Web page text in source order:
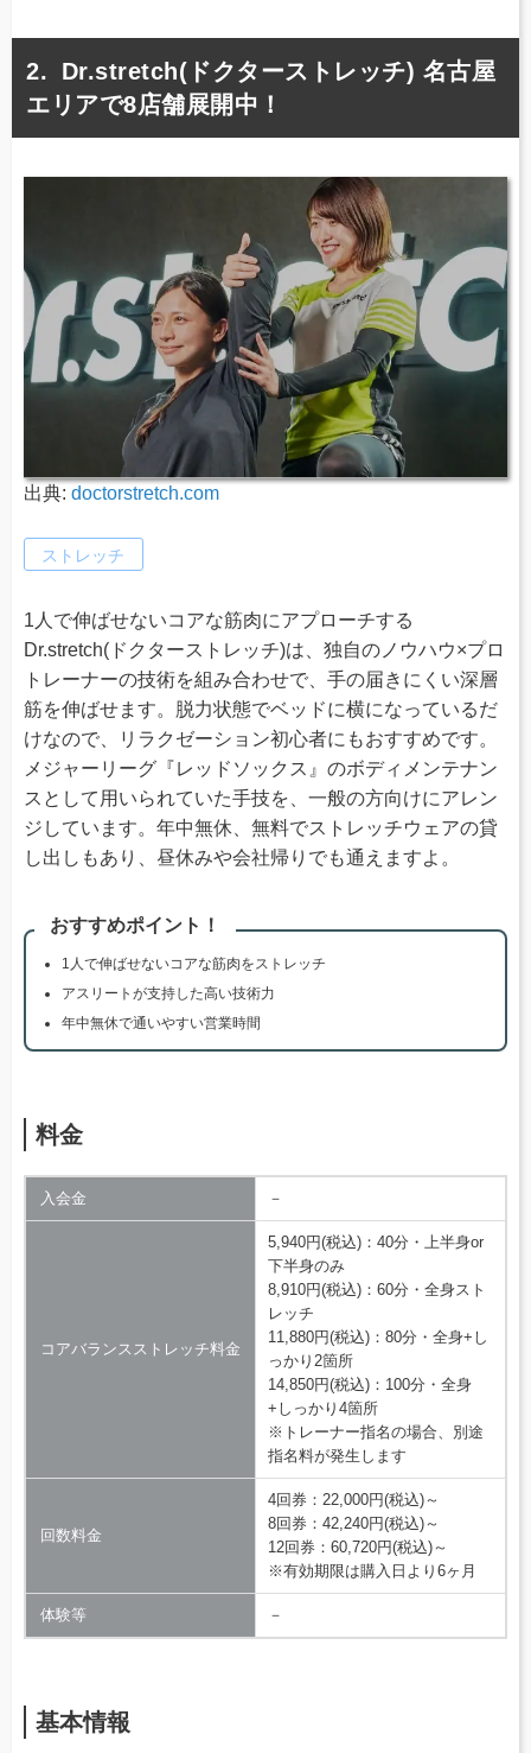
Dr.stretch(ドクターストレッチ) 名古屋
エリアで8店舗展開中！
出典: doctorstretch.com
ストレッチ
1人で伸ばせないコアな筋肉にアプローチする
Dr.stretch(ドクターストレッチ)は、独自のノウハウ×プロ
トレーナーの技術を組み合わせで、手の届きにくい深層
筋を伸ばせます。脱力状態でベッドに横になっているだ
けなので、リラクゼーション初心者にもおすすめです。
メジャーリーグ『レッドソックス』のボディメンテナン
スとして用いられていた手技を、一般の方向けにアレン
ジしています。年中無休、無料でストレッチウェアの貸
し出しもあり、昼休みや会社帰りでも通えますよ。
おすすめポイント！
1人で伸ばせないコアな筋肉をストレッチ
アスリートが支持した高い技術力
年中無休で通いやすい営業時間
料金
入会金 －
コアバランスストレッチ料金
5,940円(税込)：40分・上半身or
下半身のみ
8,910円(税込)：60分・全身スト
レッチ
11,880円(税込)：80分・全身+し
っかり2箇所
14,850円(税込)：100分・全身
+しっかり4箇所
※トレーナー指名の場合、別途
指名料が発生します
回数料金
4回券：22,000円(税込)～
8回券：42,240円(税込)～
12回券：60,720円(税込)～
※有効期限は購入日より6ヶ月
体験等 －
基本情報